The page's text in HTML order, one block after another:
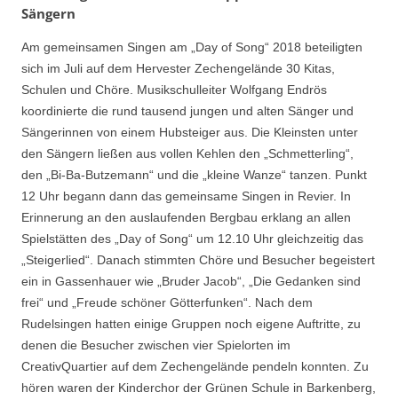
Sängern
Am gemeinsamen Singen am „Day of Song“ 2018 beteiligten
sich im Juli auf dem Hervester Zechengelände 30 Kitas,
Schulen und Chöre. Musikschulleiter Wolfgang Endrös
koordinierte die rund tausend jungen und alten Sänger und
Sängerinnen von einem Hubsteiger aus. Die Kleinsten unter
den Sängern ließen aus vollen Kehlen den „Schmetterling“,
den „Bi-Ba-Butzemann“ und die „kleine Wanze“ tanzen. Punkt
12 Uhr begann dann das gemeinsame Singen in Revier. In
Erinnerung an den auslaufenden Bergbau erklang an allen
Spielstätten des „Day of Song“ um 12.10 Uhr gleichzeitig das
„Steigerlied“. Danach stimmten Chöre und Besucher begeistert
ein in Gassenhauer wie „Bruder Jacob“, „Die Gedanken sind
frei“ und „Freude schöner Götterfunken“. Nach dem
Rudelsingen hatten einige Gruppen noch eigene Auftritte, zu
denen die Besucher zwischen vier Spielorten im
CreativQuartier auf dem Zechengelände pendeln konnten. Zu
hören waren der Kinderchor der Grünen Schule in Barkenberg,